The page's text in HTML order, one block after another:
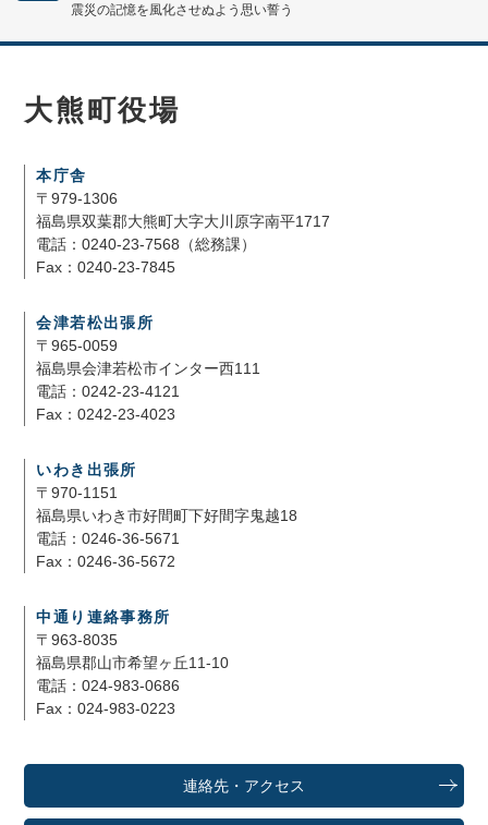
震災の記憶を風化させぬよう思い誓う
大熊町役場
本庁舎
〒979-1306
福島県双葉郡大熊町大字大川原字南平1717
電話：0240-23-7568（総務課）
Fax：0240-23-7845
会津若松出張所
〒965-0059
福島県会津若松市インター西111
電話：0242-23-4121
Fax：0242-23-4023
いわき出張所
〒970-1151
福島県いわき市好間町下好間字鬼越18
電話：0246-36-5671
Fax：0246-36-5672
中通り連絡事務所
〒963-8035
福島県郡山市希望ヶ丘11-10
電話：024-983-0686
Fax：024-983-0223
連絡先・アクセス